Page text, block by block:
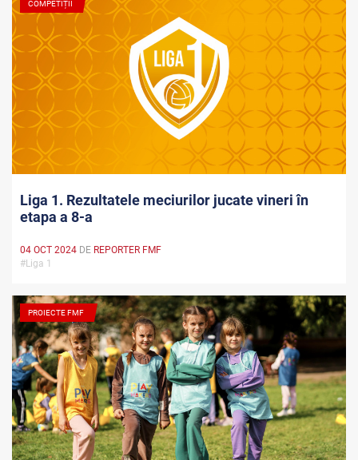
COMPETIȚII
Liga 1. Rezultatele meciurilor jucate vineri în
etapa a 8-a
04 OCT 2024 DE REPORTER FMF
#Liga 1
PROIECTE FMF